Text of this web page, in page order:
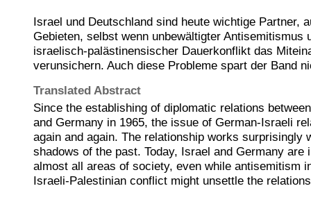
Israel und Deutschland sind heute wichtige Partner,
Gebieten, selbst wenn unbewältigter Antisemitismus
israelisch-palästinensischer Dauerkonflikt das
verunsichern. Auch diese Probleme spart der Band
Translated Abstract
Since the establishing of diplomatic relations
and Germany in 1965, the issue of German-Israeli
again and again. The relationship works surprisingly
shadows of the past. Today, Israel and Germany are
almost all areas of society, even while antisemitism
Israeli-Palestinian conflict might unsettle the